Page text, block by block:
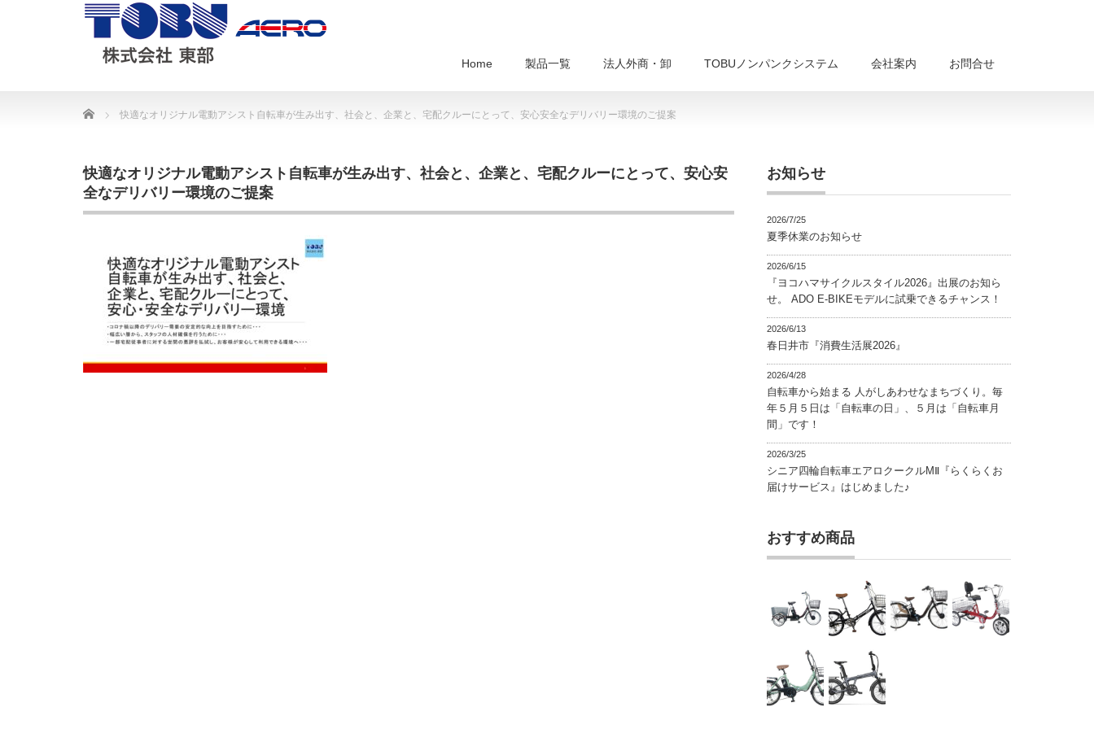
Home 製品一覧 法人外商・卸 TOBUノンパンクシステム 会社案内 お問合せ
Home 快適なオリジナル電動アシスト自転車が生み出す、社会と、企業と、宅配クルーにとって、安心安全なデリバリー環境のご提案
快適なオリジナル電動アシスト自転車が生み出す、社会と、企業と、宅配クルーにとって、安心安
全なデリバリー環境のご提案
お知らせ
2026/7/25
夏季休業のお知らせ
2026/6/15
『ヨコハマサイクルスタイル2026』出展のお知ら
せ。 ADO E-BIKEモデルに試乗できるチャンス！
2026/6/13
春日井市『消費生活展2026』
2026/4/28
自転車から始まる 人がしあわせなまちづくり。毎
年５月５日は「自転車の日」、５月は「自転車月
間」です！
2026/3/25
シニア四輪自転車エアロクークルMⅡ『らくらくお
届けサービス』はじめました♪
おすすめ商品